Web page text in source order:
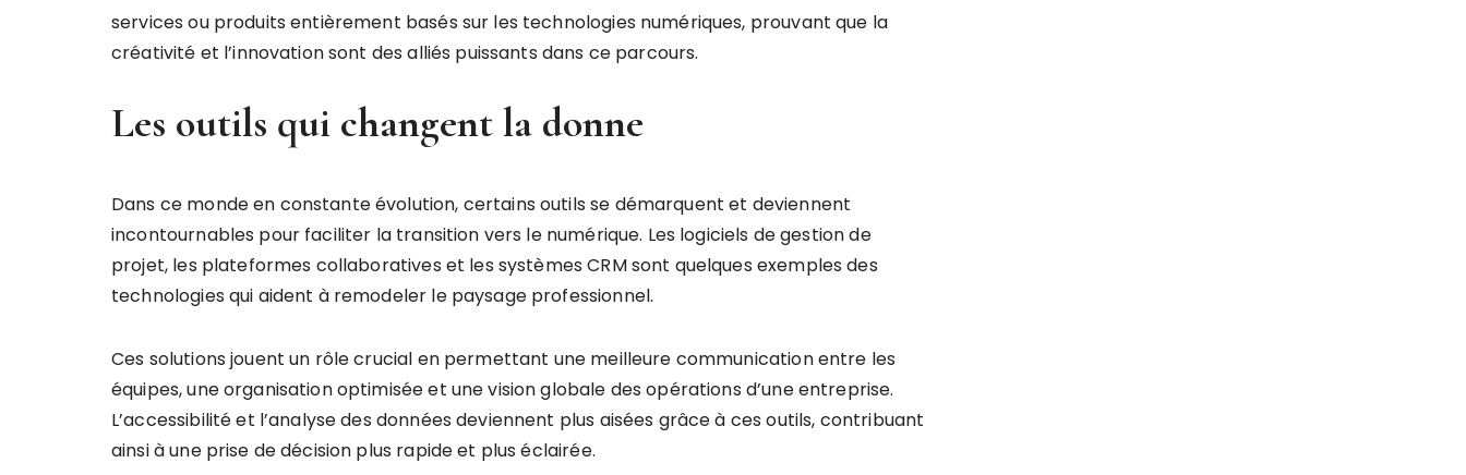
services ou produits entièrement basés sur les technologies numériques, prouvant que la
créativité et l’innovation sont des alliés puissants dans ce parcours.
Les outils qui changent la donne
Dans ce monde en constante évolution, certains outils se démarquent et deviennent
incontournables pour faciliter la transition vers le numérique. Les logiciels de gestion de
projet, les plateformes collaboratives et les systèmes CRM sont quelques exemples des
technologies qui aident à remodeler le paysage professionnel.
Ces solutions jouent un rôle crucial en permettant une meilleure communication entre les
équipes, une organisation optimisée et une vision globale des opérations d’une entreprise.
L’accessibilité et l’analyse des données deviennent plus aisées grâce à ces outils, contribuant
ainsi à une prise de décision plus rapide et plus éclairée.